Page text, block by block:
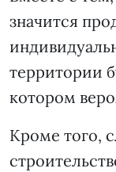
значится
территории
котором
Кроме того,